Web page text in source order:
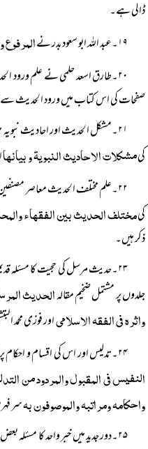
ڈالی ہے۔
۱۹۔عبد اللہ ابو سعود بدر نے
۲۰۔طارق اسعد حلمی نے علم ورود الحدیث پر ایک عمدہ کتاب
صفحات کی اس کتاب میں ورود الحدیث سے
۲۱۔مشکل الحدیث اور احادیث
کیمشکلات الاحادیث النبویۃ و بیانھا
۲۲۔علم مختلف الحدیث معاصر مصنفین کا خصوصی موضوع رہا ہے۔ ان میں خاص طور پر اسامہ عبد اللہ خیاط کی
کیمختلف الحدیث بین الفقھاء
ذکر ہیں۔
۲۳۔حدیث مرسل کی حجیت کا مسئلہ
جلدوں پر مشتمل ضخیم مقالہالحدیث
واثرہ فی الفقہ الاسلامیاور فوزی محمد
۲۴۔تدلیس اور اس کی اقسام و احکام پر بھی اہم کتب لکھی گئیں ہیں۔ ان میں سید عبد الماجد غوری کی
النفیس فی المقبول والمردود من
واحکامہ ومراتبہ والموصوفون بہسر
۲۵۔دور جدید میں خبر واحد کا